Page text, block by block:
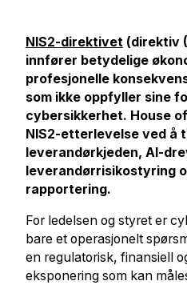
NIS2-direktivet(direktiv
innfører betydelige
profesjonelle
som ikke oppfyller sine
cybersikkerhet. House
NIS2-etterlevelse ved å
leverandørkjeden, AI-
leverandørrisikostyring
rapportering.
For ledelsen og styret er
bare et operasjonelt
en regulatorisk, finansiell
eksponering som kan